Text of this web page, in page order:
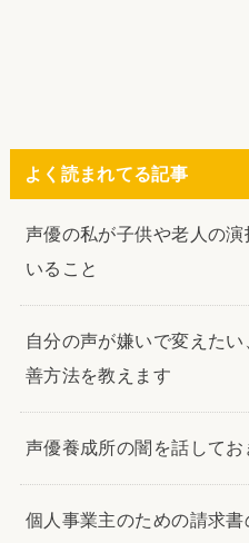
よく読まれてる記事
声優の私が子供や老人の
いること
自分の声が嫌いで変えた
善方法を教えます
声優養成所の闇を話してお
個人事業主のための請求